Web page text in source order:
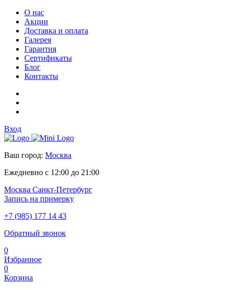
О нас
Акции
Доставка и оплата
Галерея
Гарантия
Сертификаты
Блог
Контакты
Вход
Ваш город: Москва
Ежедневно с 12:00 до 21:00
Москва Санкт-Петербург
Запись на примерку
+7 (985) 177 14 43
Обратный звонок
0
Избранное
0
Корзина